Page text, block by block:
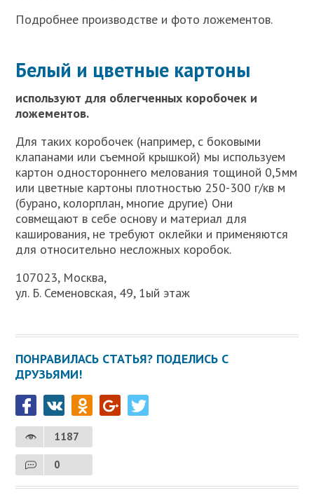
Подробнее производстве и фото ложементов.
Белый и цветные картоны
используют для облегченных коробочек и
ложементов.
Для таких коробочек (например, с боковыми
клапанами или съемной крышкой) мы используем
картон одностороннего мелования тощиной 0,5мм
или цветные картоны плотностью 250-300 г/кв м
(бурано, колорплан, многие другие) Они
совмещают в себе основу и материал для
каширования, не требуют оклейки и применяются
для относительно несложных коробок.
107023, Москва,
ул. Б. Семеновская, 49, 1ый этаж
ПОНРАВИЛАСЬ СТАТЬЯ? ПОДЕЛИСЬ С
ДРУЗЬЯМИ!
1187
0